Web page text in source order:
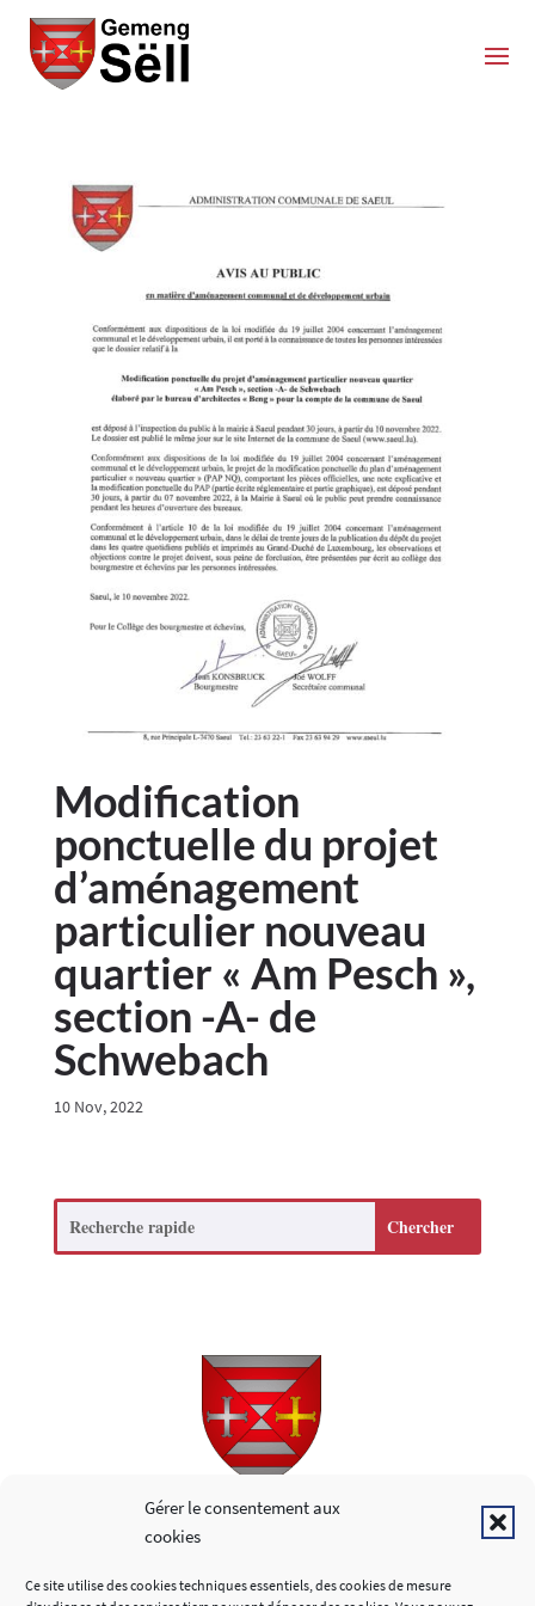
Gérer le consentement aux
cookies
Ce site utilise des cookies techniques essentiels, des cookies de mesure
Modification
ponctuelle du projet
d’aménagement
particulier nouveau
quartier « Am Pesch »,
section -A- de
Schwebach
10 Nov, 2022
Copyright © 2026